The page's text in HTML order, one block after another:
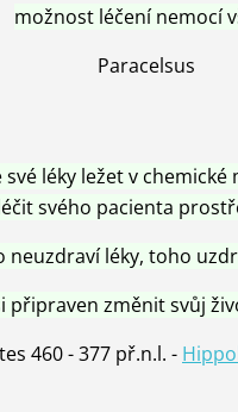
možnost léčení nemocí
Paracelsus
své léky ležet v chemické
svého pacienta
neuzdraví léky, toho
připraven změnit svůj
460 - 377 př.n.l. -